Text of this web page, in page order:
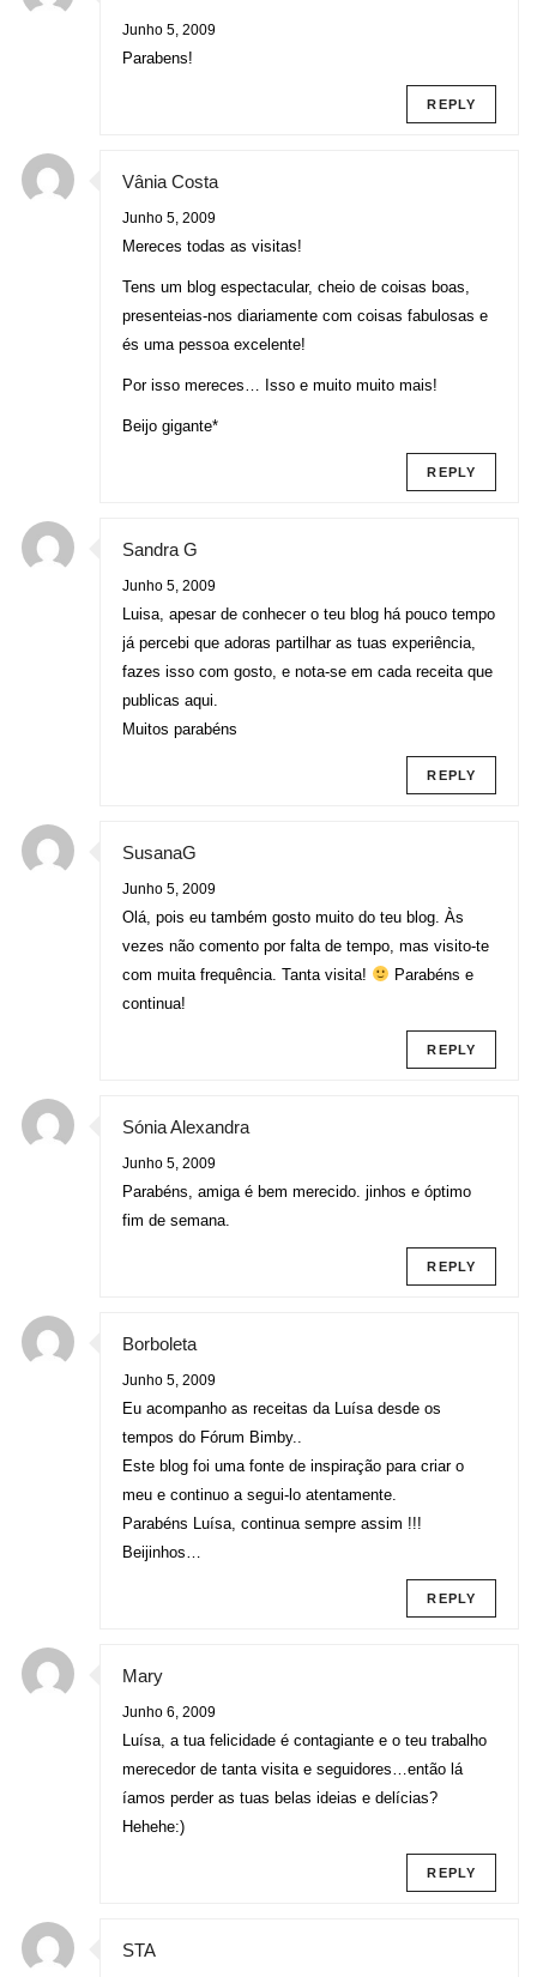
Junho 5, 2009
Parabens!
REPLY
Vânia Costa
Junho 5, 2009
Mereces todas as visitas!
Tens um blog espectacular, cheio de coisas boas,
presenteias-nos diariamente com coisas fabulosas e
és uma pessoa excelente!
Por isso mereces… Isso e muito muito mais!
Beijo gigante*
REPLY
Sandra G
Junho 5, 2009
Luisa, apesar de conhecer o teu blog há pouco tempo
já percebi que adoras partilhar as tuas experiência,
fazes isso com gosto, e nota-se em cada receita que
publicas aqui.
Muitos parabéns
REPLY
SusanaG
Junho 5, 2009
Olá, pois eu também gosto muito do teu blog. Às
vezes não comento por falta de tempo, mas visito-te
com muita frequência. Tanta visita!
Parabéns e
continua!
REPLY
Sónia Alexandra
Junho 5, 2009
Parabéns, amiga é bem merecido. jinhos e óptimo
fim de semana.
REPLY
Borboleta
Junho 5, 2009
Eu acompanho as receitas da Luísa desde os
tempos do Fórum Bimby..
Este blog foi uma fonte de inspiração para criar o
meu e continuo a segui-lo atentamente.
Parabéns Luísa, continua sempre assim !!!
Beijinhos…
REPLY
Mary
Junho 6, 2009
Luísa, a tua felicidade é contagiante e o teu trabalho
merecedor de tanta visita e seguidores…então lá
íamos perder as tuas belas ideias e delícias?
Hehehe:)
REPLY
STA